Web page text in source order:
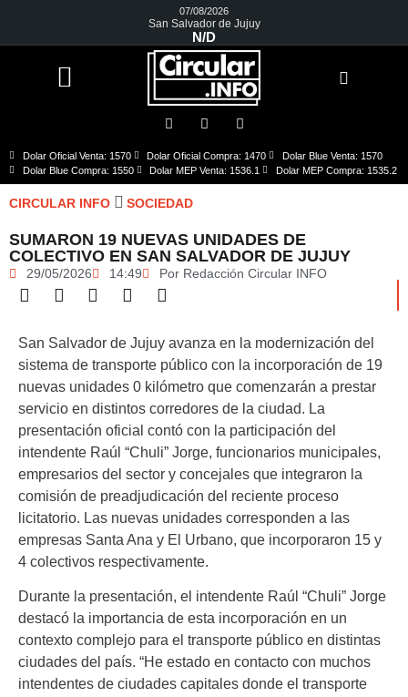
07/08/2026
San Salvador de Jujuy
N/D
Dolar Oficial Venta: 1570 Dolar Oficial Compra: 1470
Dolar Blue Venta: 1570
Dolar Blue Compra: 1550
Dolar MEP Venta: 1536.1 Dolar MEP Compra: 1535.2
CIRCULAR INFO SOCIEDAD
SUMARON 19 NUEVAS UNIDADES DE
COLECTIVO EN SAN SALVADOR DE JUJUY
29/05/2026 14:49 Por Redacción Circular INFO
San Salvador de Jujuy avanza en la modernización del
sistema de transporte público con la incorporación de 19
nuevas unidades 0 kilómetro que comenzarán a prestar
servicio en distintos corredores de la ciudad. La
presentación oficial contó con la participación del
intendente Raúl “Chuli” Jorge, funcionarios municipales,
empresarios del sector y concejales que integraron la
comisión de preadjudicación del reciente proceso
licitatorio. Las nuevas unidades corresponden a las
empresas Santa Ana y El Urbano, que incorporaron 15 y
4 colectivos respectivamente.
Durante la presentación, el intendente Raúl “Chuli” Jorge
destacó la importancia de esta incorporación en un
contexto complejo para el transporte público en distintas
ciudades del país. “He estado en contacto con muchos
intendentes de ciudades capitales donde el transporte